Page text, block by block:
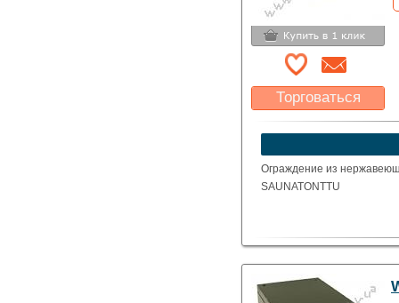
Торговаться
Какая цена Вас
устроит?
Ограждение из
SAUNATONTTU